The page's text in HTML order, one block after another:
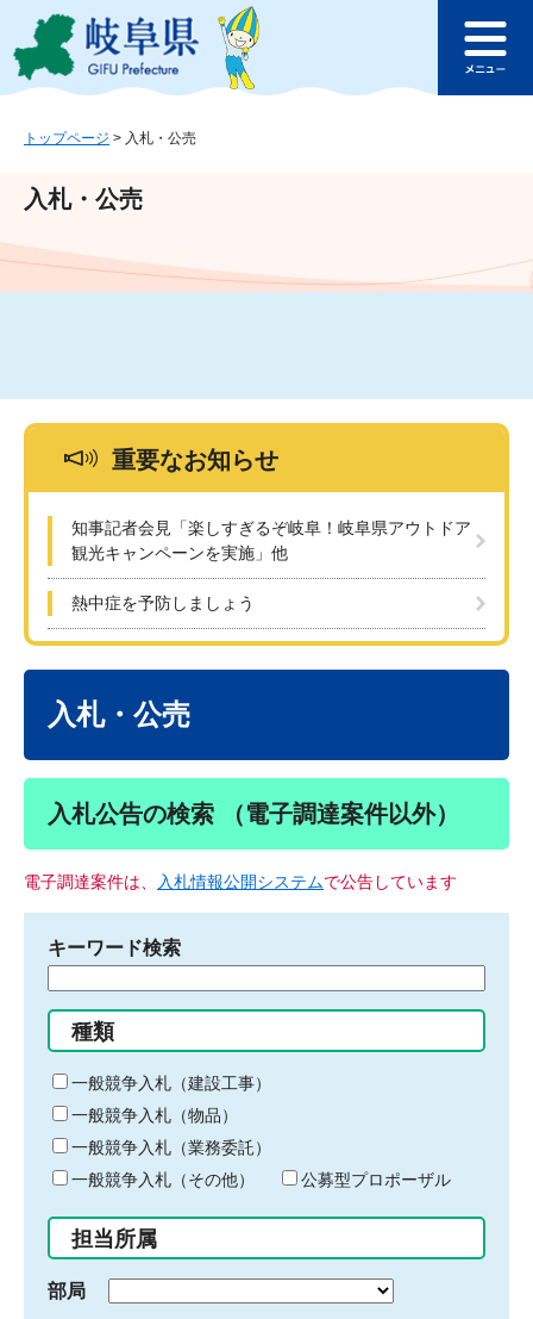
ジ
ュ
文
このページの本文へ
ュ
トップページ > 入札・公売
入札・公売
重要なお知らせ
知事記者会見「楽しすぎるぞ岐阜！岐阜県アウトドア
観光キャンペーンを実施」他
熱中症を予防しましょう
入札・公売
入札公告の検索 （電子調達案件以外）
電子調達案件は、 入札情報公開システムで公告しています
キーワード検索
る
キ
ー
ワ
ー
ド
入
力
種類
一般競争入札（建設工事）
一般競争入札（物品）
一般競争入札（業務委託）
一般競争入札（その他）
公募型プロポーザル
担当所属
部局